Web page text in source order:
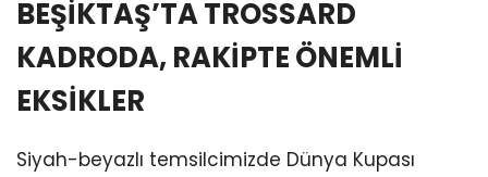
BEŞİKTAŞ’TA TROSSARD
KADRODA, RAKİPTE ÖNEMLİ
EKSİKLER
Siyah-beyazlı temsilcimizde Dünya Kupası